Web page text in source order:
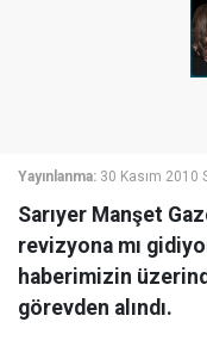
Yayınlanma: 30 Kasım 2010
Sarıyer Manşet
revizyona mı
haberimizin
görevden alındı.